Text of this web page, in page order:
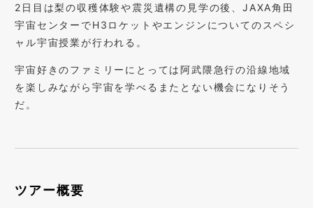
2日目は梨の収穫体験や震災遺構の見学の後、JAXA角田
宇宙センターでH3ロケットやエンジンについてのスペシ
ャル宇宙授業が行われる。
宇宙好きのファミリーにとっては阿武隈急行の沿線地域
を楽しみながら宇宙を学べるまたとない機会になりそう
だ。
ツアー概要